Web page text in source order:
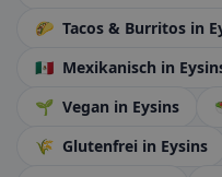
🌮 Tacos & Burritos in
🇲🇽 Mexikanisch in
🌱 Vegan in Eysins
🌾 Glutenfrei in Eysins